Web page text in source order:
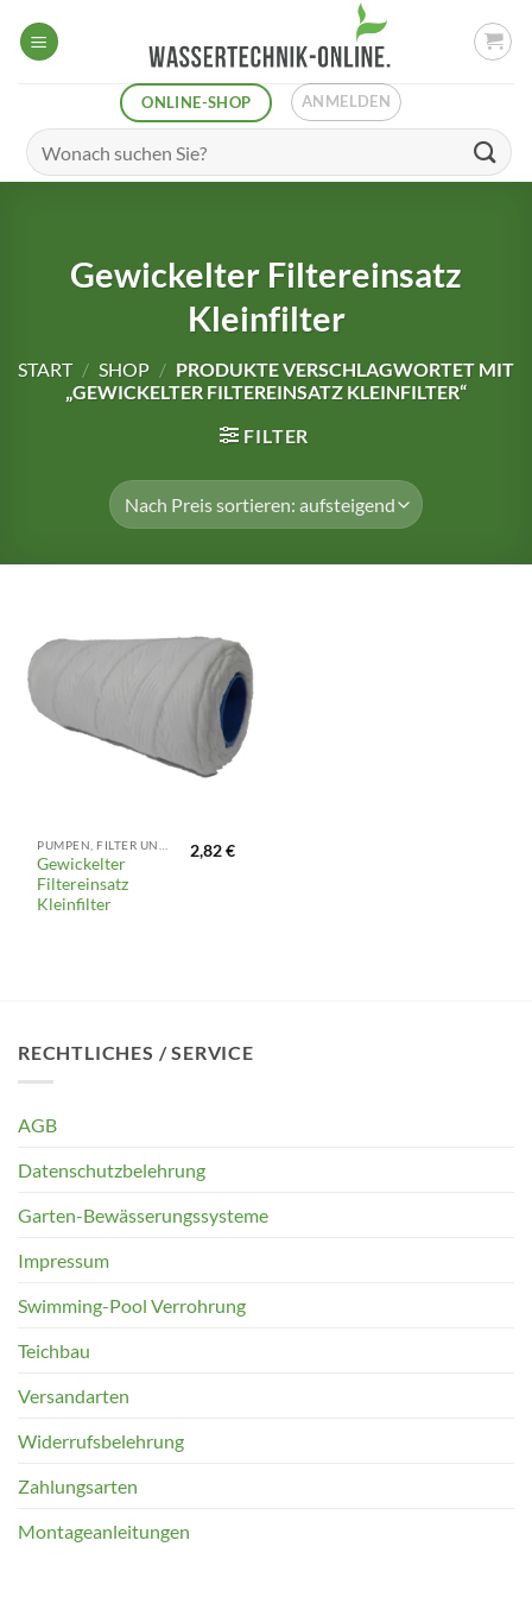
Inhalt
ONLINE-SHOP ANMELDEN
Suchen
nach:
Gewickelter Filtereinsatz
Kleinfilter
START / SHOP / PRODUKTE VERSCHLAGWORTET MIT
„GEWICKELTER FILTEREINSATZ KLEINFILTER“
FILTER
Gewickelter
Filtereinsatz
Kleinfilter
2,82€
RECHTLICHES / SERVICE
AGB
Datenschutzbelehrung
Garten-Bewässerungssysteme
Impressum
Swimming-Pool Verrohrung
Teichbau
Versandarten
Widerrufsbelehrung
Zahlungsarten
Montageanleitungen